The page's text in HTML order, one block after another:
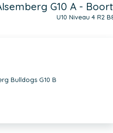
G10 A -
U10 Niveau 4 R2
Bulldogs G10 B